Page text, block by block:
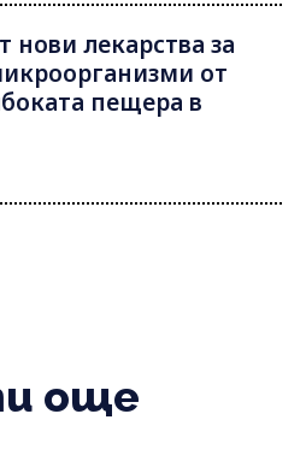
нови лекарства за
от
пещера в
още